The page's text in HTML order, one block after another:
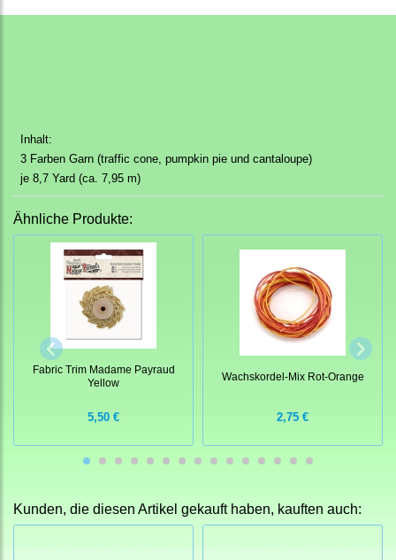
Inhalt:
3 Farben Garn (traffic cone, pumpkin pie und cantaloupe)
je 8,7 Yard (ca. 7,95 m)
Ähnliche Produkte:
Fabric Trim Madame Payraud
Yellow
5,50 €
Wachskordel-Mix Rot-Orange
2,75 €
Kunden, die diesen Artikel gekauft haben, kauften auch: